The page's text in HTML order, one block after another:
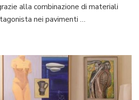
alla combinazione di materiali
nei pavimenti …